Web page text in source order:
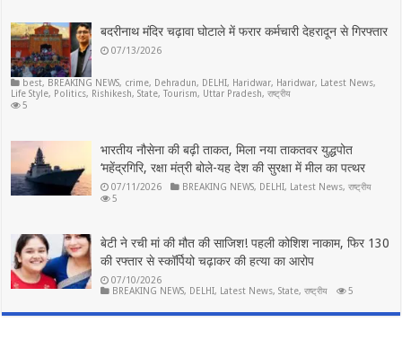
बदरीनाथ मंदिर चढ़ावा घोटाले में फरार कर्मचारी देहरादून से गिरफ्तार
07/13/2026
best, BREAKING NEWS, crime, Dehradun, DELHI, Haridwar, Haridwar, Latest News,
Life Style, Politics, Rishikesh,State,Tourism, Uttar Pradesh,राष्ट्रीय
5
भारतीय नौसेना की बढ़ी ताकत, मिला नया ताकतवर युद्धपोत
‘महेंद्रगिरि, रक्षा मंत्री बोले-यह देश की सुरक्षा में मील का पत्थर
07/11/2026 BREAKING NEWS, DELHI, Latest News,राष्ट्रीय
5
बेटी ने रची मां की मौत की साजिश! पहली कोशिश नाकाम, फिर 130
की रफ्तार से स्कॉर्पियो चढ़ाकर की हत्या का आरोप
07/10/2026
BREAKING NEWS, DELHI, Latest News,State,राष्ट्रीय 5